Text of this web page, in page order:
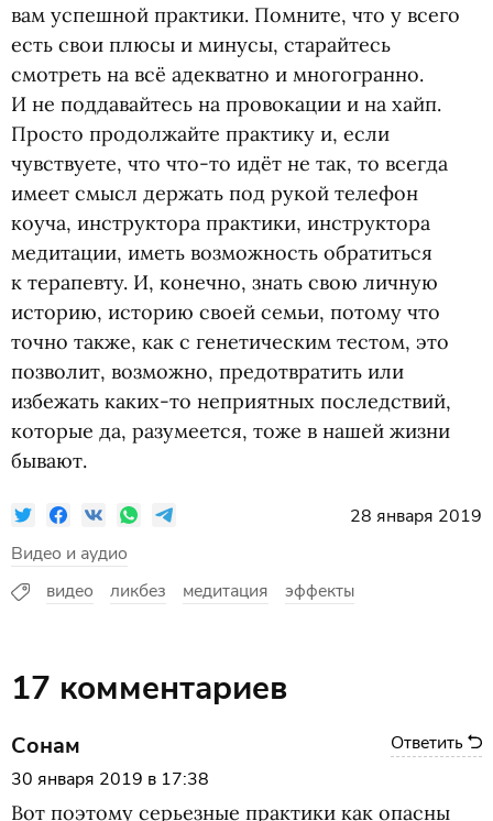
вам успешной практики. Помните, что у всего
есть свои плюсы и минусы, старайтесь
смотреть на всё адекватно и многогранно.
И не поддавайтесь на провокации и на хайп.
Просто продолжайте практику и, если
чувствуете, что что-то идёт не так, то всегда
имеет смысл держать под рукой телефон
коуча, инструктора практики, инструктора
медитации, иметь возможность обратиться
к терапевту. И, конечно, знать свою личную
историю, историю своей семьи, потому что
точно также, как с генетическим тестом, это
позволит, возможно, предотвратить или
избежать каких-то неприятных последствий,
которые да, разумеется, тоже в нашей жизни
бывают.
28 января 2019
Видео и аудио
видео
ликбез медитация эффекты
17 комментариев
Ответить
Сонам
30 января 2019 в 17:38
Вот поэтому серьезные практики как опасны